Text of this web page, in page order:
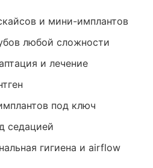
и мини-имплантов
любой сложности
и лечение
под ключ
седацией
гигиена и airflow